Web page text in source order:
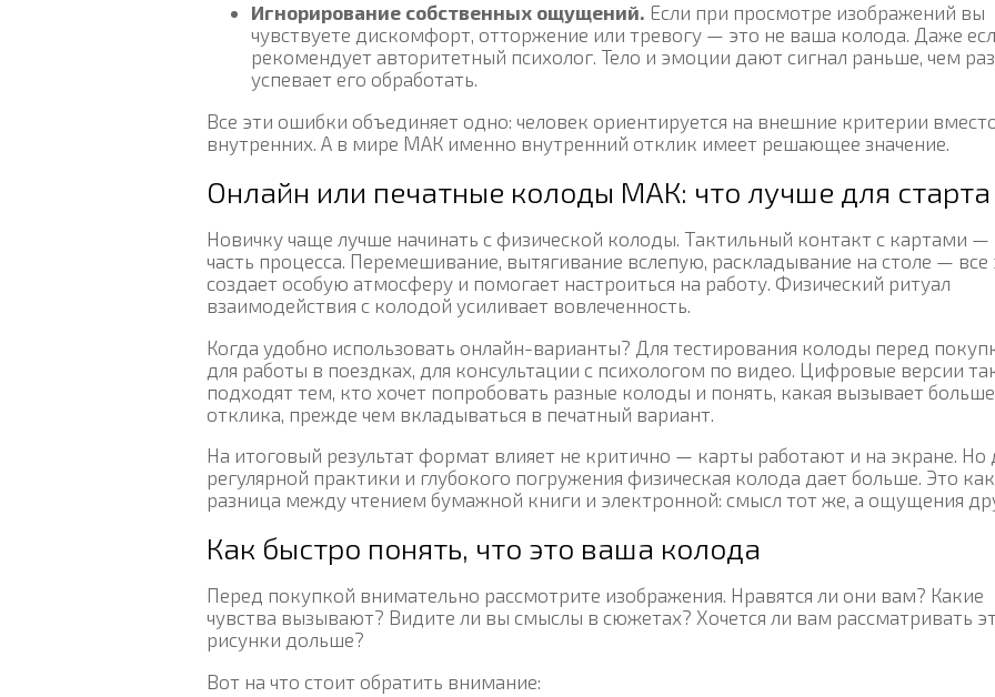
Игнорирование собственных ощущений. Если при просмотре изображений вы
чувствуете дискомфорт, отторжение или тревогу — это не ваша колода. Даже
рекомендует авторитетный психолог. Тело и эмоции дают сигнал раньше, чем
успевает его обработать.
Все эти ошибки объединяет одно: человек ориентируется на внешние критерии
внутренних. А в мире МАК именно внутренний отклик имеет решающее значение.
Онлайн или печатные колоды МАК: что лучше для старта
Новичку чаще лучше начинать с физической колоды. Тактильный контакт с картами —
часть процесса. Перемешивание, вытягивание вслепую, раскладывание на столе — все
создает особую атмосферу и помогает настроиться на работу. Физический ритуал
взаимодействия с колодой усиливает вовлеченность.
Когда удобно использовать онлайн-варианты? Для тестирования колоды перед
для работы в поездках, для консультации с психологом по видео. Цифровые версии
подходят тем, кто хочет попробовать разные колоды и понять, какая вызывает больше
отклика, прежде чем вкладываться в печатный вариант.
На итоговый результат формат влияет не критично — карты работают и на экране. Но
регулярной практики и глубокого погружения физическая колода дает больше. Это как
разница между чтением бумажной книги и электронной: смысл тот же, а ощущения
Как быстро понять, что это ваша колода
Перед покупкой внимательно рассмотрите изображения. Нравятся ли они вам? Какие
чувства вызывают? Видите ли вы смыслы в сюжетах? Хочется ли вам рассматривать
рисунки дольше?
Вот на что стоит обратить внимание: